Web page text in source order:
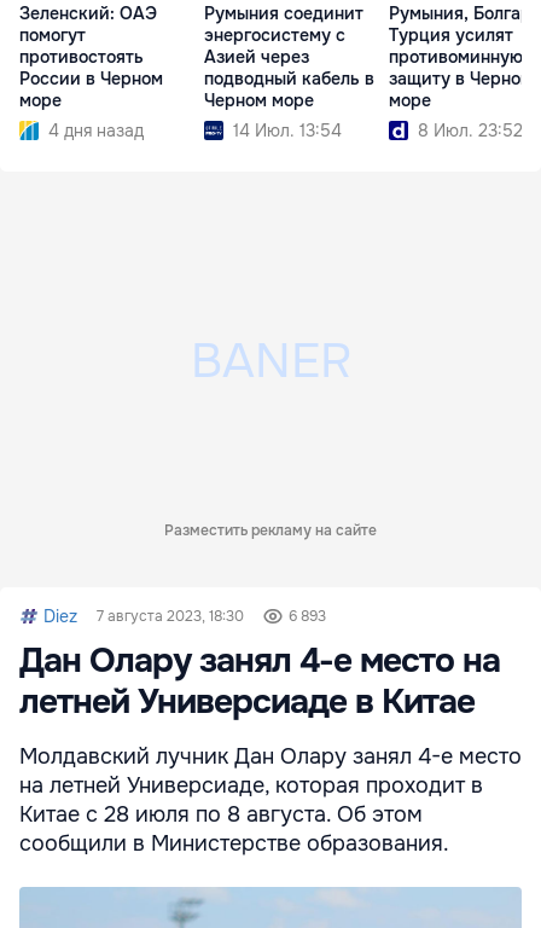
Зеленский: ОАЭ
помогут
противостоять
России в Черном
море
4 дня назад
Румыния соединит
энергосистему с
Азией через
подводный кабель в
Черном море
14 Июл. 13:54
Румыния,
Турция усилят
противоминную
защиту в Черном
море
8 Июл. 23:52
Разместить рекламу на сайте
Diez 7 августа 2023, 18:30 6 893
Дан Олару занял 4-е место на
летней Универсиаде в Китае
Молдавский лучник Дан Олару занял 4-е место
на летней Универсиаде, которая проходит в
Китае с 28 июля по 8 августа. Об этом
сообщили в Министерстве образования.